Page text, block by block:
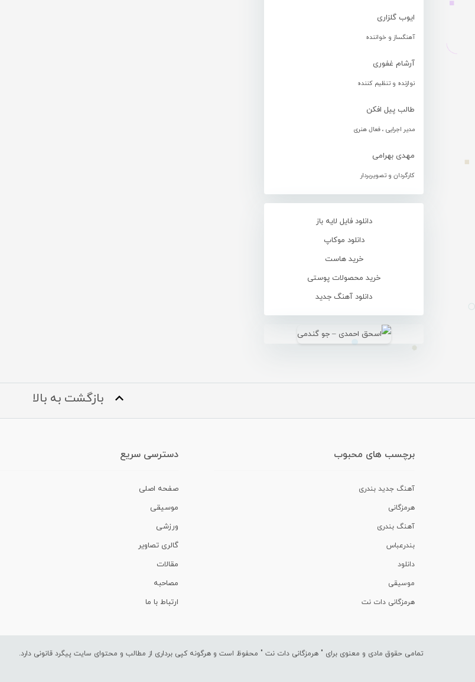
ایوب گلزاری
آهنگساز و خواننده
آرشام غفوری
نوازنده و تنظیم کننده
طالب پیل افکن
مدیر اجرایی ، فعال هنری
مهدی بهرامی
کارگردان و تصویربردار
دانلود فایل لایه باز
دانلود موکاپ
خرید هاست
خرید محصولات پوستی
دانلود آهنگ جدید
بازگشت به بالا
برچسب های محبوب
آهنگ جدید بندری
هرمزگانی
آهنگ بندری
بندرعباس
دانلود
موسیقی
هرمزگانی دات نت
دسترسی سریع
صفحه اصلی
موسیقی
ورزشی
گالری تصاویر
مقالات
مصاحبه
ارتباط با ما
تمامی حقوق مادی و معنوی برای " هرمزگانی دات نت " محفوظ است و هرگونه کپی برداری از مطالب و محتوای سایت پیگرد قانونی دارد.